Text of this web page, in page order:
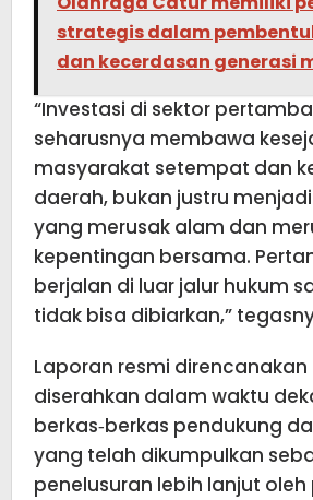
strategis dalam
dan kecerdasan generasi
“Investasi di sektor
seharusnya membawa
masyarakat setempat dan
daerah, bukan justru
yang merusak alam dan
kepentingan bersama.
berjalan di luar jalur hukum
tidak bisa dibiarkan,”
Laporan resmi direncanakan
diserahkan dalam waktu
berkas‑berkas pendukung
yang telah dikumpulkan
penelusuran lebih lanjut oleh